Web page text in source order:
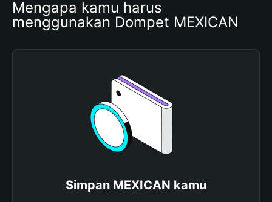
Mengapa kamu harus
menggunakan Dompet MEXICAN
Simpan MEXICAN kamu